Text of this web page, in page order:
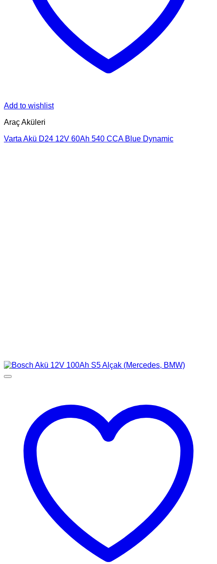
Add to wishlist
Araç Aküleri
Varta Akü D24 12V 60Ah 540 CCA Blue Dynamic